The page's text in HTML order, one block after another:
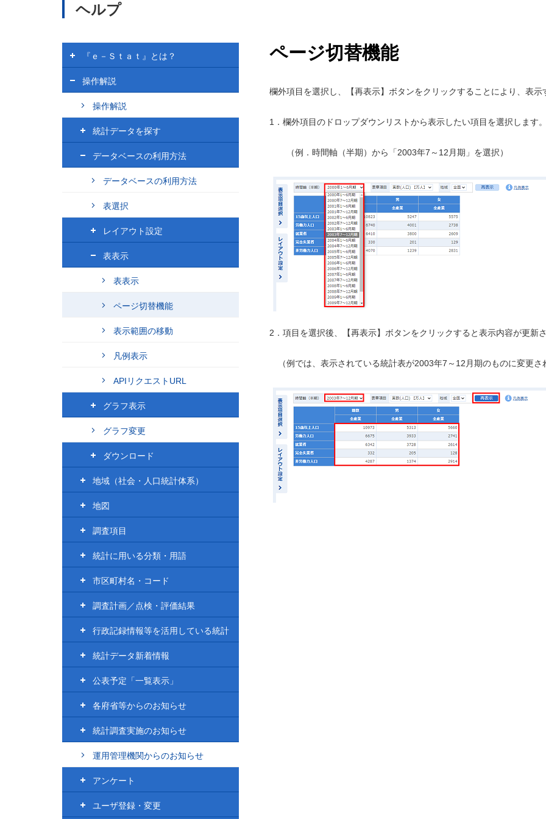
ヘルプ
ページ切替機能
欄外項目を選択し、【再表示】ボタンをクリックすることにより、表示
1．欄外項目のドロップダウンリストから表示したい項目を選択します。
（例．時間軸（半期）から「2003年7～12月期」を選択）
2．項目を選択後、【再表示】ボタンをクリックすると表示内容が更新さ
（例では、表示されている統計表が2003年7～12月期のものに変更さ
ヘ
ル
プ
『ｅ－Ｓｔａｔ』とは？
操作解説
操作解説
統計データを探す
データベースの利用方法
データベースの利用方法
表選択
レイアウト設定
表表示
表表示
ページ切替機能
表示範囲の移動
凡例表示
APIリクエストURL
グラフ表示
グラフ変更
ダウンロード
地域（社会・人口統計体系）
地図
調査項目
統計に用いる分類・用語
市区町村名・コード
調査計画／点検・評価結果
行政記録情報等を活用している統計
統計データ新着情報
公表予定「一覧表示」
各府省等からのお知らせ
統計調査実施のお知らせ
運用管理機関からのお知らせ
アンケート
ユーザ登録・変更